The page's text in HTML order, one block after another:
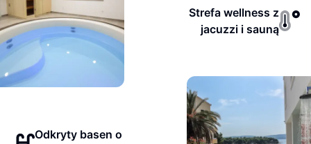
Strefa wellness z
jacuzzi i sauną
Odkryty basen o